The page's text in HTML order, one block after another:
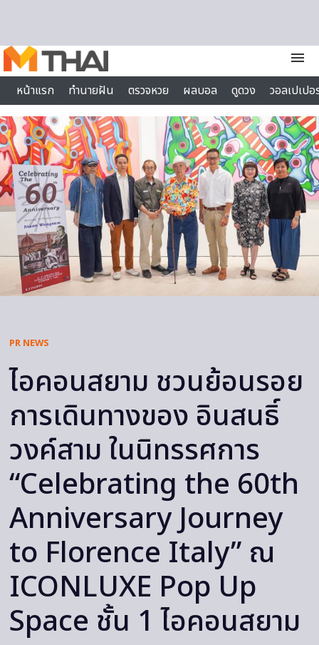
menu
หน้าแรก
ทำนายฝัน ตรวจหวย ผลบอล ดูดวง
วอลเปเป
ไลฟ์สไตล์
PR NEWS
ไอคอนสยาม ชวนย้อนรอย
การเดินทางของ อินสนธิ์
วงค์สาม ในนิทรรศการ
“Celebrating the 60th
Anniversary Journey
to Florence Italy” ณ
ICONLUXE Pop Up
Space ชั้น 1 ไอคอนสยาม